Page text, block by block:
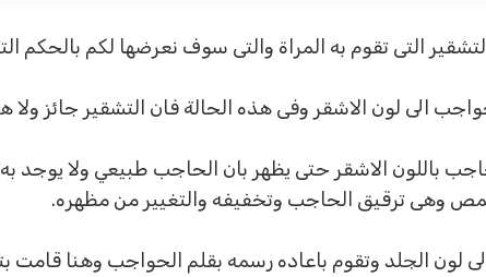
التى تقوم به المراة والتى سوف نعرضها لكم بالحكم
الى لون الاشقر وفى هذه الحالة فان التشقير جائز
باللون الاشقر حتى يظهر بان الحاجب طبيعي ولا
وهى ترقيق الحاجب وتخفيفه والتغيير من مظهره.
لون الجلد وتقوم باعاده رسمه بقلم الحواجب وهنا قامت